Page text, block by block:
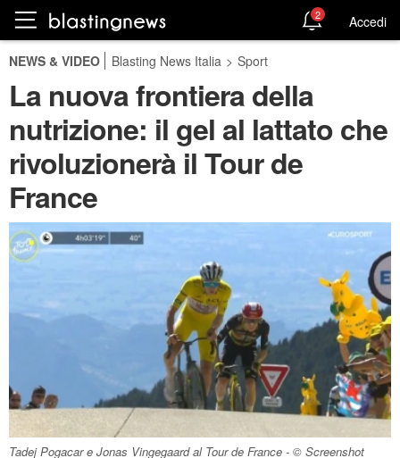
2 Accedi
NEWS & VIDEO Blasting News Italia > Sport
La nuova frontiera della
nutrizione: il gel al lattato che
rivoluzionerà il Tour de
France
Tadej Pogacar e Jonas Vingegaard al Tour de France - © Screenshot